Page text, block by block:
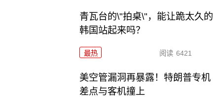
青瓦台的\"拍桌\"，能让跪太久的
韩国站起来吗？
最热 阅读 6421
美空管漏洞再暴露！特朗普专机
差点与客机撞上